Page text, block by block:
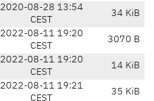
2020-08-28 13:54
CEST
34 KiB
2022-08-11 19:20
CEST
3070 B
2022-08-11 19:20
CEST
14 KiB
2022-08-11 19:21
CEST
35 KiB